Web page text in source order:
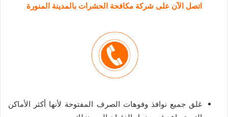
اتصل الآن على شركة مكافحة الحشرات بالمدينة المنورة
غلق جميع نوافذ وفوهات الصرف المفتوحة لأنها أكثر الأماكن